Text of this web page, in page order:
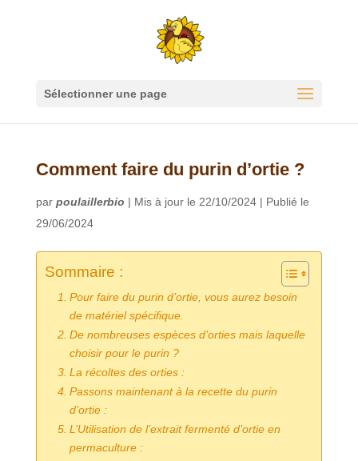
Sélectionner une page
Comment faire du purin d’ortie ?
par poulaillerbio | Mis à jour le 22/10/2024 | Publié le
29/06/2024
Sommaire :
Pour faire du purin d’ortie, vous aurez besoin
de matériel spécifique.
De nombreuses espèces d’orties mais laquelle
choisir pour le purin ?
La récoltes des orties :
Passons maintenant à la recette du purin
d’ortie :
L’Utilisation de l’extrait fermenté d’ortie en
permaculture :